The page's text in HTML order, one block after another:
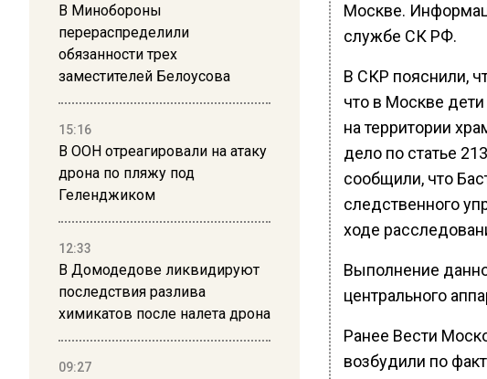
В Минобороны
перераспределили
обязанности трех
заместителей Белоусова
15:16
В ООН отреагировали на атаку
дрона по пляжу под
Геленджиком
12:33
В Домодедове ликвидируют
последствия разлива
химикатов после налета дрона
09:27
Москве.
службе СК РФ.
В СКР пояснили,
что в Москве
на территории
дело по статье
сообщили, что
следственного
ходе
Выполнение
центрального
Ранее Вести
возбудили по